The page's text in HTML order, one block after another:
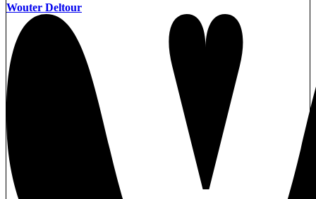
Wouter Deltour